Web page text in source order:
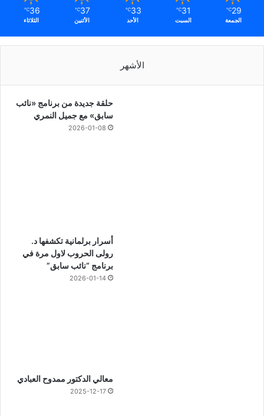
29
℃
الجمعة
31
℃
السبت
33
℃
الأحد
37
℃
الأثنين
36
℃
الثلاثاء
الأشهر
حلقة جديدة من برنامج «نائب
سابق» مع جميل النمري
2026-01-08
أسرار برلمانية تكشفها د.
رولى الحروب لاول مرة في
برنامج “نائب سابق”
2026-01-14
معالي الدكتور ممدوح العبادي
2025-12-17